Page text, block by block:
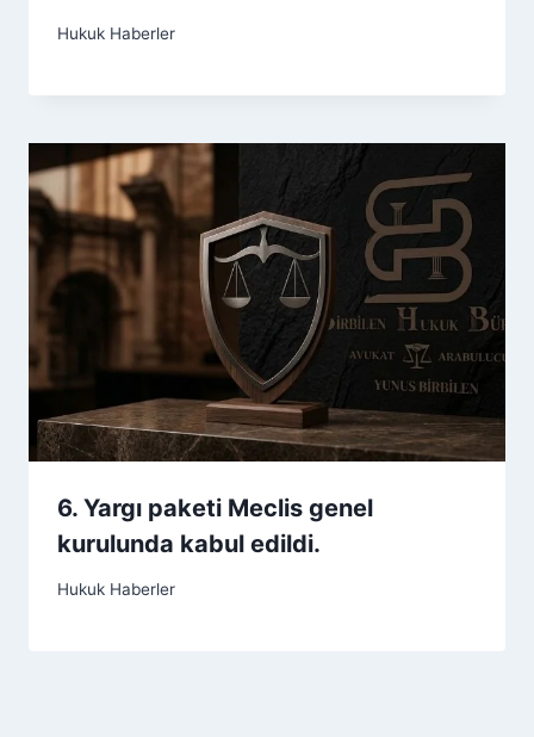
Hukuk Haberler
6. Yargı paketi Meclis genel
kurulunda kabul edildi.
Hukuk Haberler